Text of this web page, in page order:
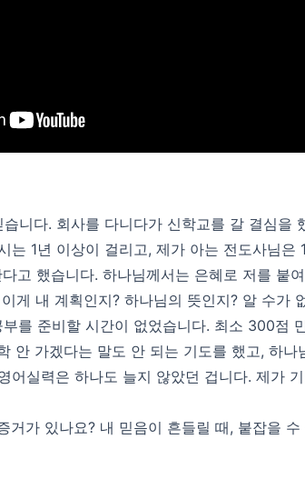
니다. 회사를 다니다가 신학교를 갈 결심을
는 1년 이상이 걸리고, 제가 아는 전도사님
고 했습니다. 하나님께서는 은혜로 저를 붙
게 내 계획인지? 하나님의 뜻인지? 알 수가
를 준비할 시간이 없었습니다. 최소 300점
안 가겠다는 말도 안 되는 기도를 했고, 하
어실력은 하나도 늘지 않았던 겁니다. 제가
거가 있나요? 내 믿음이 흔들릴 때, 붙잡을